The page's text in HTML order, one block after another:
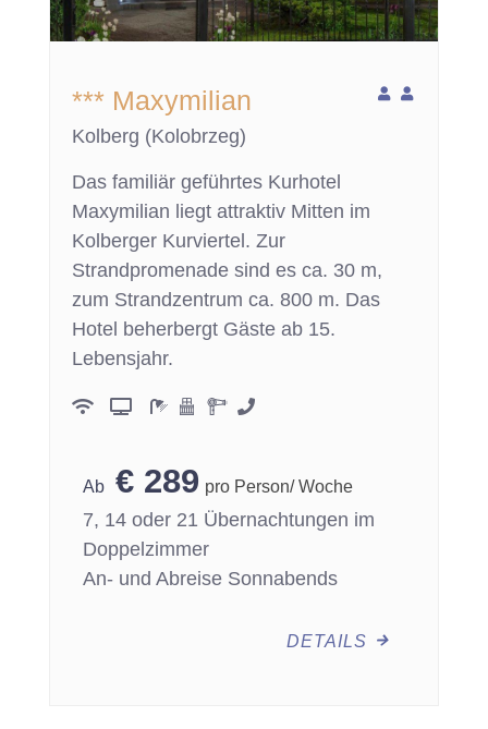
*** Maxymilian
Kolberg (Kolobrzeg)
Das familiär geführtes Kurhotel
Maxymilian liegt attraktiv Mitten im
Kolberger Kurviertel. Zur
Strandpromenade sind es ca. 30 m,
zum Strandzentrum ca. 800 m. Das
Hotel beherbergt Gäste ab 15.
Lebensjahr.
€ 289 pro Person/ Woche
7, 14 oder 21 Übernachtungen im
Doppelzimmer
An- und Abreise Sonnabends
DETAILS